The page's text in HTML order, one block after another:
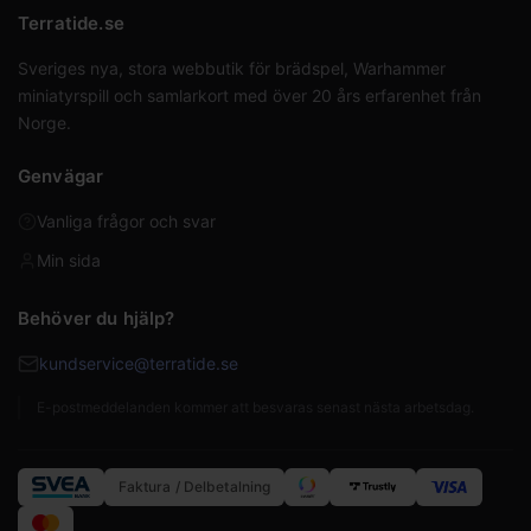
Terratide.se
Sveriges nya, stora webbutik för brädspel, Warhammer
miniatyrspill och samlarkort med över 20 års erfarenhet från
Norge.
Genvägar
Vanliga frågor och svar
Min sida
Behöver du hjälp?
kundservice@terratide.se
Faktura / Delbetalning